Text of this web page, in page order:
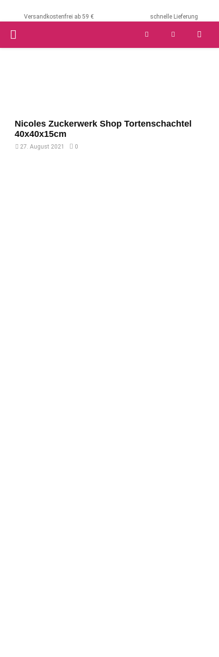
Versandkostenfrei ab 59 € schnelle Lieferung
PRIMARY
Nicoles Zuckerwerk Shop Tortenschachtel
40x40x15cm
27. August 2021 0